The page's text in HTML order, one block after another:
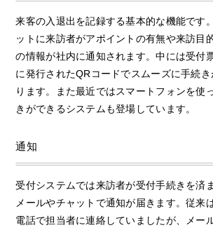
来客の入退出を記録する基本的な機能です
ットに来訪者がアポイントの有無や来訪目
の情報が社内に通知されます。中には受付
に発行されたQRコードでスムーズに手続
ります。また最近ではスマートフォンを使
きができるシステムも登場しています。
通知
受付システムでは来訪者が受付手続きを済
メールやチャットで通知が届きます。従来
電話で担当者に連絡していましたが、メー